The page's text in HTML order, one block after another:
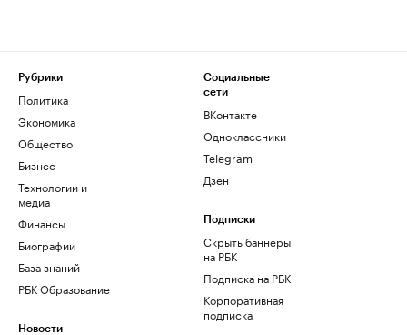
Рубрики
Политика
Экономика
Общество
Бизнес
Технологии и
медиа
Финансы
Биографии
База знаний
РБК Образование
Новости
Социальные
сети
ВКонтакте
Одноклассники
Telegram
Дзен
Подписки
Скрыть баннеры
на РБК
Подписка на РБК
Корпоративная
подписка